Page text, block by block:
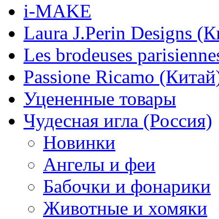
i-MAKE
Laura J.Perin Designs
Les brodeuses
Passione Ricamo
Уцененные товары
Чудесная игла (Россия)
Новинки
Ангелы и феи
Бабочки и фонарики
Животные и хомяки